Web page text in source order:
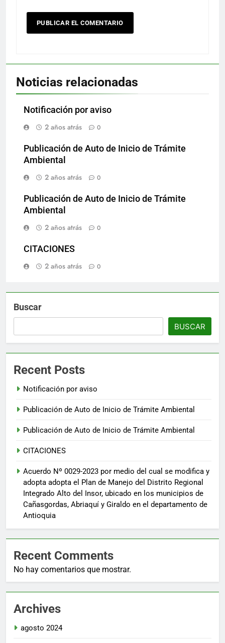
Noticias relacionadas
Notificación por aviso
2 años atrás
0
Publicación de Auto de Inicio de Trámite
Ambiental
2 años atrás
0
Publicación de Auto de Inicio de Trámite
Ambiental
2 años atrás
0
CITACIONES
2 años atrás
0
Buscar
BUSCAR
Recent Posts
Notificación por aviso
Publicación de Auto de Inicio de Trámite Ambiental
Publicación de Auto de Inicio de Trámite Ambiental
CITACIONES
Acuerdo Nº 0029-2023 por medio del cual se modifica y
adopta adopta el Plan de Manejo del Distrito Regional
Integrado Alto del Insor, ubicado en los municipios de
Cañasgordas, Abriaquí y Giraldo en el departamento de
Antioquia
Recent Comments
No hay comentarios que mostrar.
Archives
agosto 2024